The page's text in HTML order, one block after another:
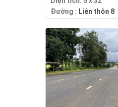
Đường : Liên thôn 8